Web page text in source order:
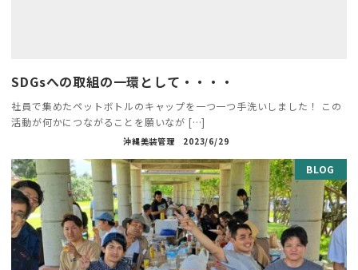
SDGsへの取組の一環として・・・・
社員で集めたペットボトルのキャップを一つ一つ手洗いしました！ この
活動が何かにつながることを願いなが […]
沖縄美装管理 2023/6/29
BLOG